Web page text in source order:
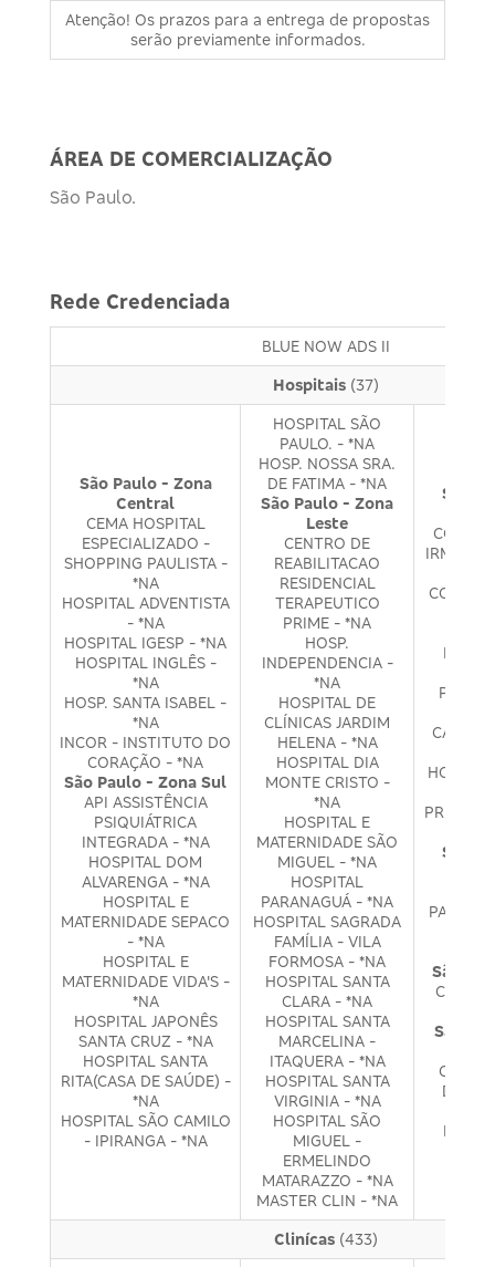
Atenção! Os prazos para a entrega de propostas
serão previamente informados.
ÁREA DE COMERCIALIZAÇÃO
São Paulo.
Rede Credenciada
BLUE NOW ADS II
Hospitais (37)
São Paulo - Zona
Central
CEMA HOSPITAL
ESPECIALIZADO -
SHOPPING PAULISTA -
*NA
HOSPITAL ADVENTISTA
- *NA
HOSPITAL IGESP - *NA
HOSPITAL INGLÊS -
*NA
HOSP. SANTA ISABEL -
*NA
INCOR - INSTITUTO DO
CORAÇÃO - *NA
São Paulo - Zona Sul
API ASSISTÊNCIA
PSIQUIÁTRICA
INTEGRADA - *NA
HOSPITAL DOM
ALVARENGA - *NA
HOSPITAL E
MATERNIDADE SEPACO
- *NA
HOSPITAL E
MATERNIDADE VIDA'S -
*NA
HOSPITAL JAPONÊS
SANTA CRUZ - *NA
HOSPITAL SANTA
RITA(CASA DE SAÚDE) -
*NA
HOSPITAL SÃO CAMILO
- IPIRANGA - *NA
HOSPITAL SÃO
PAULO. - *NA
HOSP. NOSSA SRA.
DE FATIMA - *NA
São Paulo - Zona
Leste
CENTRO DE
REABILITACAO
RESIDENCIAL
TERAPEUTICO
PRIME - *NA
HOSP.
INDEPENDENCIA -
*NA
HOSPITAL DE
CLÍNICAS JARDIM
HELENA - *NA
HOSPITAL DIA
MONTE CRISTO -
*NA
HOSPITAL E
MATERNIDADE SÃO
MIGUEL - *NA
HOSPITAL
PARANAGUÁ - *NA
HOSPITAL SAGRADA
FAMÍLIA - VILA
FORMOSA - *NA
HOSPITAL SANTA
CLARA - *NA
HOSPITAL SANTA
MARCELINA -
ITAQUERA - *NA
HOSPITAL SANTA
VIRGINIA - *NA
HOSPITAL SÃO
MIGUEL -
ERMELINDO
MATARAZZO - *NA
MASTER CLIN - *NA
São
IRMÃS
CAMILO
PREVINA
São
São
CRUZ
São
Clinícas (433)